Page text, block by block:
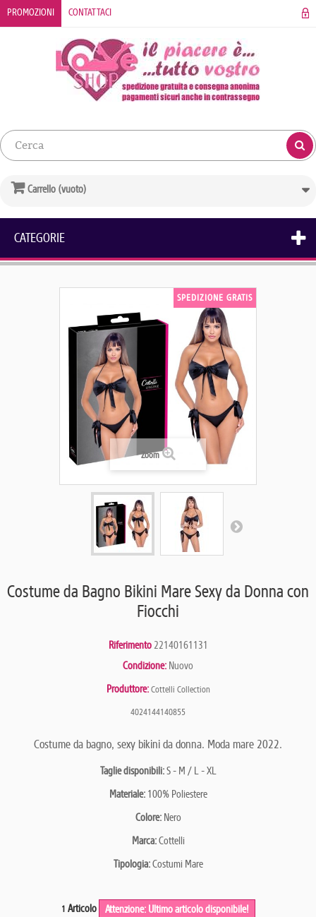
PROMOZIONI CONTATTACI
Carrello (vuoto)
CATEGORIE
SPEDIZIONE GRATIS
Zoom
Costume da Bagno Bikini Mare Sexy da Donna con
Fiocchi
Riferimento 22140161131
Condizione: Nuovo
Produttore: Cottelli Collection
4024144140855
Costume da bagno, sexy bikini da donna. Moda mare 2022.
Taglie disponibili:S - M / L - XL
Materiale:100% Poliestere
Colore:Nero
Marca:Cottelli
Tipologia:Costumi Mare
1 Articolo Attenzione: Ultimo articolo disponibile!